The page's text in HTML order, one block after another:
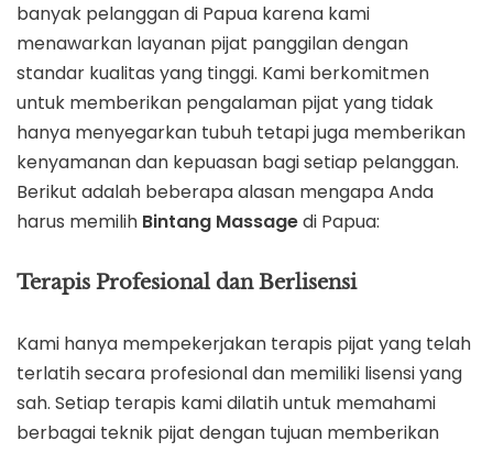
banyak pelanggan di Papua karena kami
menawarkan layanan pijat panggilan dengan
standar kualitas yang tinggi. Kami berkomitmen
untuk memberikan pengalaman pijat yang tidak
hanya menyegarkan tubuh tetapi juga memberikan
kenyamanan dan kepuasan bagi setiap pelanggan.
Berikut adalah beberapa alasan mengapa Anda
harus memilih Bintang Massagedi Papua:
Terapis Profesional dan Berlisensi
Kami hanya mempekerjakan terapis pijat yang telah
terlatih secara profesional dan memiliki lisensi yang
sah. Setiap terapis kami dilatih untuk memahami
berbagai teknik pijat dengan tujuan memberikan